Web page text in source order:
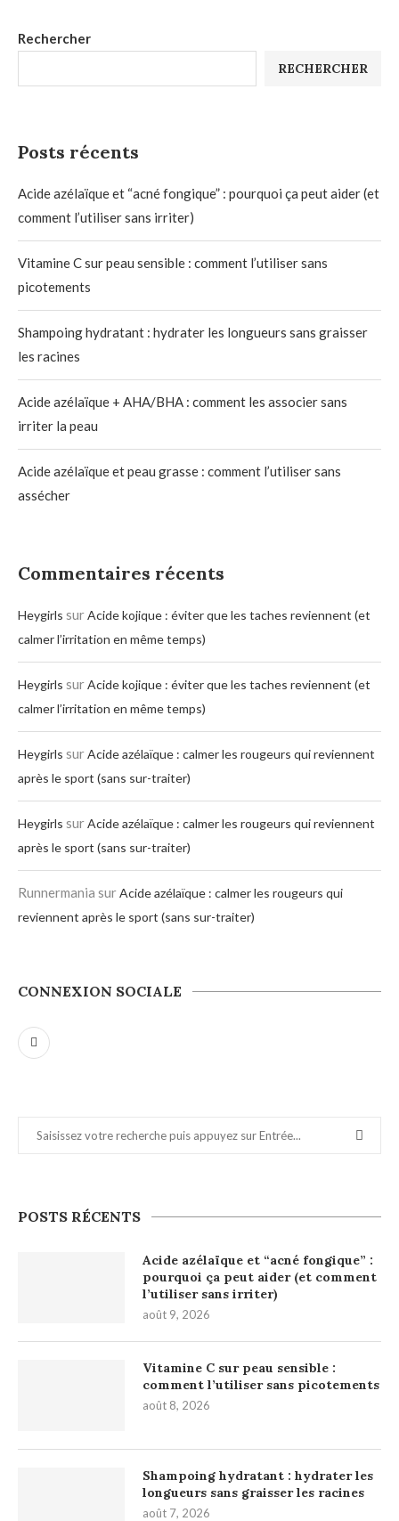
Rechercher
RECHERCHER
Posts récents
Acide azélaïque et “acné fongique” : pourquoi ça peut aider (et
comment l’utiliser sans irriter)
Vitamine C sur peau sensible : comment l’utiliser sans
picotements
Shampoing hydratant : hydrater les longueurs sans graisser
les racines
Acide azélaïque + AHA/BHA : comment les associer sans
irriter la peau
Acide azélaïque et peau grasse : comment l’utiliser sans
assécher
Commentaires récents
Heygirls surAcide kojique : éviter que les taches reviennent (et
calmer l’irritation en même temps)
Heygirls surAcide kojique : éviter que les taches reviennent (et
calmer l’irritation en même temps)
Heygirls surAcide azélaïque : calmer les rougeurs qui reviennent
après le sport (sans sur-traiter)
Heygirls surAcide azélaïque : calmer les rougeurs qui reviennent
après le sport (sans sur-traiter)
Runnermania surAcide azélaïque : calmer les rougeurs qui
reviennent après le sport (sans sur-traiter)
CONNEXION SOCIALE
POSTS RÉCENTS
Acide azélaïque et “acné fongique” :
pourquoi ça peut aider (et comment
l’utiliser sans irriter)
août 9, 2026
Vitamine C sur peau sensible :
comment l’utiliser sans picotements
août 8, 2026
Shampoing hydratant : hydrater les
longueurs sans graisser les racines
août 7, 2026